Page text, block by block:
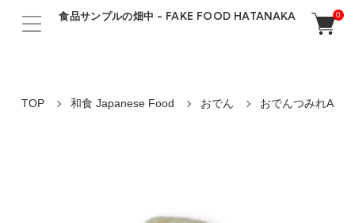
食品サンプルの畑中 - FAKE FOOD HATANAKA 0
TOP 和食 Japanese Food おでん おでんつみれA